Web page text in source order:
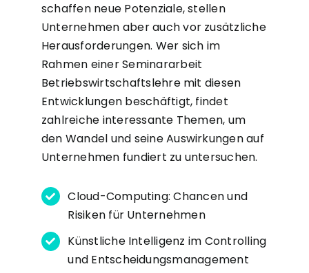
schaffen neue Potenziale, stellen
Unternehmen aber auch vor zusätzliche
Herausforderungen. Wer sich im
Rahmen einer Seminararbeit
Betriebswirtschaftslehre mit diesen
Entwicklungen beschäftigt, findet
zahlreiche interessante Themen, um
den Wandel und seine Auswirkungen auf
Unternehmen fundiert zu untersuchen.
Cloud-Computing: Chancen und
Risiken für Unternehmen
Künstliche Intelligenz im Controlling
und Entscheidungsmanagement